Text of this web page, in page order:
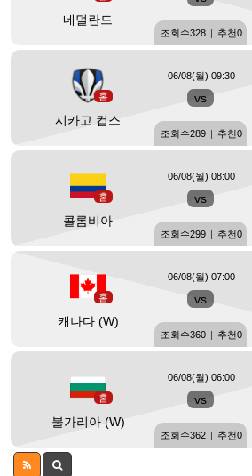
네덜란드
조회수328 | 추천0
홈
시카고 컵스
vs
06/08(월) 09:30
조회수289 | 추천0
홈
콜롬비아
vs
06/08(월) 08:00
조회수299 | 추천0
홈
캐나다 (W)
vs
06/08(월) 07:00
조회수360 | 추천0
홈
불가리아 (W)
vs
06/08(월) 06:00
조회수362 | 추천0